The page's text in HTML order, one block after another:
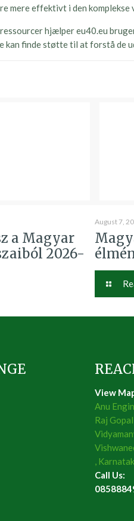
mere effektivt i den komplekse
hjælper eu40.eu
kan finde støtte til at forstå de
a Magyar
2026-
August 7,
View
Anu
Raj
,
Call Us: